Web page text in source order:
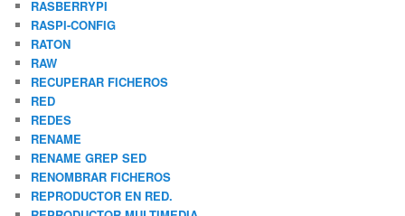
RASBERRYPI
RASPI-CONFIG
RATON
RAW
RECUPERAR FICHEROS
RED
REDES
RENAME
RENAME GREP SED
RENOMBRAR FICHEROS
REPRODUCTOR EN RED.